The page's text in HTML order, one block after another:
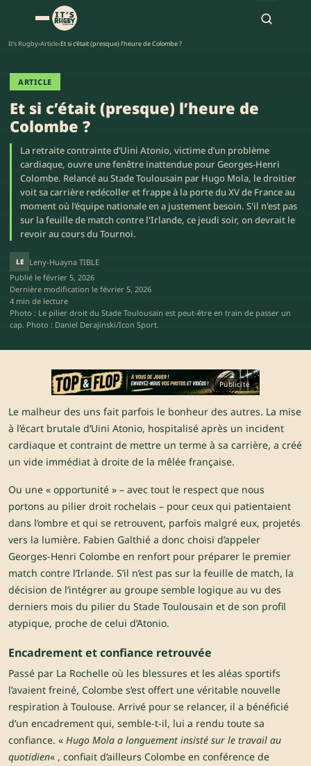
It's Rugby›Article›Et si c’était (presque) l’heure de Colombe ?
ARTICLE
Et si c’était (presque) l’heure de
Colombe ?
La retraite contrainte d’Uini Atonio, victime d’un problème
cardiaque, ouvre une fenêtre inattendue pour Georges-Henri
Colombe. Relancé au Stade Toulousain par Hugo Mola, le droitier
voit sa carrière redécoller et frappe à la porte du XV de France au
moment où l’équipe nationale en a justement besoin. S'il n'est pas
sur la feuille de match contre l'Irlande, ce jeudi soir, on devrait le
revoir au cours du Tournoi.
LE
Leny-Huayna TIBLE
Publié le février 5, 2026
Dernière modification le février 5, 2026
4 min de lecture
Photo : Le pilier droit du Stade Toulousain est peut-être en train de passer un
cap. Photo : Daniel Derajinski/Icon Sport.
Publicité
Le malheur des uns fait parfois le bonheur des autres. La mise
à l’écart brutale d’Uini Atonio, hospitalisé après un incident
cardiaque et contraint de mettre un terme à sa carrière, a créé
un vide immédiat à droite de la mêlée française.
Ou une « opportunité » – avec tout le respect que nous
portons au pilier droit rochelais – pour ceux qui patientaient
dans l’ombre et qui se retrouvent, parfois malgré eux, projetés
vers la lumière. Fabien Galthié a donc choisi d’appeler
Georges-Henri Colombe en renfort pour préparer le premier
match contre l’Irlande. S’il n’est pas sur la feuille de match, la
décision de l’intégrer au groupe semble logique au vu des
derniers mois du pilier du Stade Toulousain et de son profil
atypique, proche de celui d’Atonio.
Encadrement et confiance retrouvée
Passé par La Rochelle où les blessures et les aléas sportifs
l’avaient freiné, Colombe s’est offert une véritable nouvelle
respiration à Toulouse. Arrivé pour se relancer, il a bénéficié
d’un encadrement qui, semble-t-il, lui a rendu toute sa
confiance. « Hugo Mola a longuement insisté sur le travail au
quotidien« , confiait d’ailleurs Colombe en conférence de